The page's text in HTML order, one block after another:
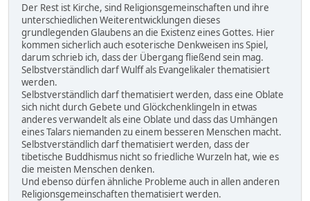
Der Rest ist Kirche, sind Religionsgemeinschaften und ihre
unterschiedlichen Weiterentwicklungen dieses
grundlegenden Glaubens an die Existenz eines Gottes. Hier
kommen sicherlich auch esoterische Denkweisen ins Spiel,
darum schrieb ich, dass der Übergang fließend sein mag.
Selbstverständlich darf Wulff als Evangelikaler thematisiert
werden.
Selbstverständlich darf thematisiert werden, dass eine Oblate
sich nicht durch Gebete und Glöckchenklingeln in etwas
anderes verwandelt als eine Oblate und dass das Umhängen
eines Talars niemanden zu einem besseren Menschen macht.
Selbstverständlich darf thematisiert werden, dass der
tibetische Buddhismus nicht so friedliche Wurzeln hat, wie es
die meisten Menschen denken.
Und ebenso dürfen ähnliche Probleme auch in allen anderen
Religionsgemeinschaften thematisiert werden.